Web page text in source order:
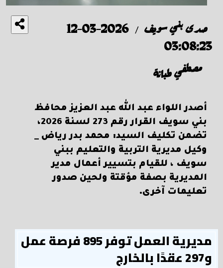
صدى بني سويف /
2026-03-12
03:08:23
مصطفي طبانة
أصدر اللواء عبد الله عبد العزيز محافظ
بني سويف القرار رقم 273 لسنة 2026،
تضمن تكليف السيد: محمد بدر رياض _
وكيل مديرية التربية والتعليم ببني
سويف ، للقيام بتسيير أعمال مدير
المديرية بصفة مؤقتة ولحين صدور
تعليمات آخرى.
مديرية العمل توفر 895 فرصة عمل
و297 عقدًا بالخارج